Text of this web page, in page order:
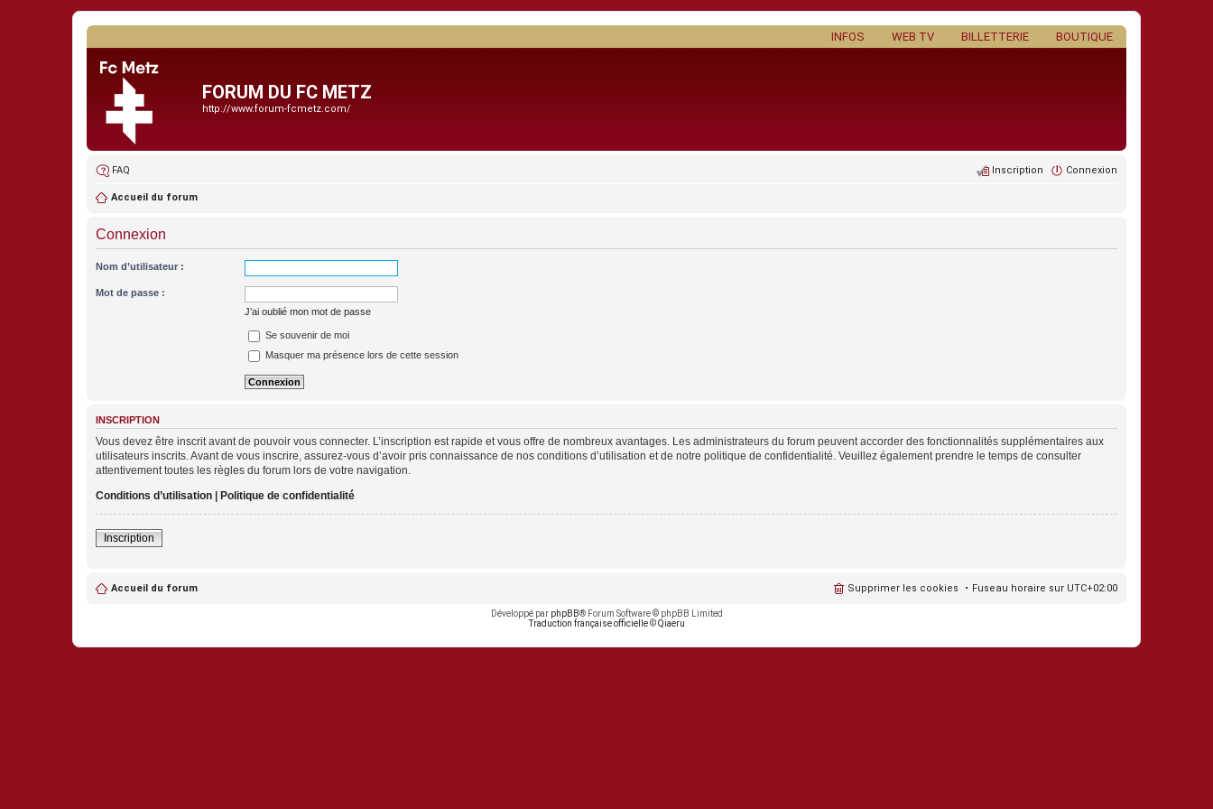
BOUTIQUE
BILLETTERIE
WEB TV
INFOS
FORUM DU FC METZ
http://www.forum-fcmetz.com/
FAQ Connexion
Inscription
Accueil du forum
Connexion
Nom d’utilisateur :
Mot de passe :
J’ai oublié mon mot de passe
Se souvenir de moi
Masquer ma présence lors de cette session
INSCRIPTION
Vous devez être inscrit avant de pouvoir vous connecter. L’inscription est rapide et vous offre de nombreux avantages. Les administrateurs du forum peuvent accorder des fonctionnalités supplémentaires aux
utilisateurs inscrits. Avant de vous inscrire, assurez-vous d’avoir pris connaissance de nos conditions d’utilisation et de notre politique de confidentialité. Veuillez également prendre le temps de consulter
attentivement toutes les règles du forum lors de votre navigation.
Conditions d’utilisation | Politique de confidentialité
Inscription
Accueil du forum Fuseau horaire sur UTC+02:00
Supprimer les cookies
Développé par phpBB® Forum Software © phpBB Limited
Traduction française officielle©Qiaeru